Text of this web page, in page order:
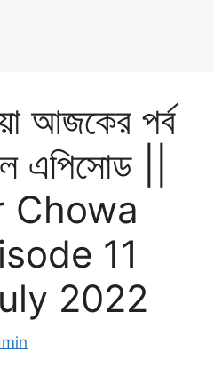
আজকের পর্ব
এপিসোড ||
Chowa
11
2022